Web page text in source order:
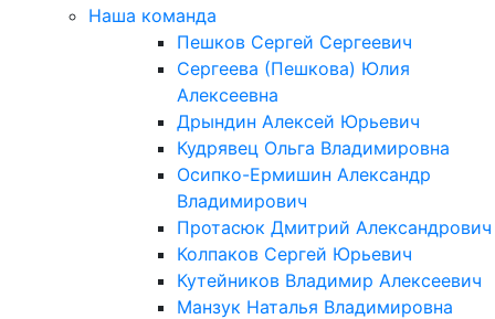
Наша команда
Пешков Сергей Сергеевич
Сергеева (Пешкова) Юлия
Алексеевна
Дрындин Алексей Юрьевич
Кудрявец Ольга Владимировна
Осипко-Ермишин Александр
Владимирович
Протасюк Дмитрий Александрович
Колпаков Сергей Юрьевич
Кутейников Владимир Алексеевич
Манзук Наталья Владимировна